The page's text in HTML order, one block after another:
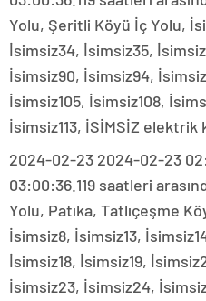
Yolu, Şeritli Köyü İç Yolu,
İsimsiz34, İsimsiz35,
İsimsiz90, İsimsiz94,
İsimsiz105, İsimsiz108,
İsimsiz113, İSİMSİZ elektrik
2024-02-23 2024-02-23
03:00:36.119 saatleri
Yolu, Patıka, Tatlıçeşme
İsimsiz8, İsimsiz13,
İsimsiz18, İsimsiz19,
İsimsiz23, İsimsiz24,